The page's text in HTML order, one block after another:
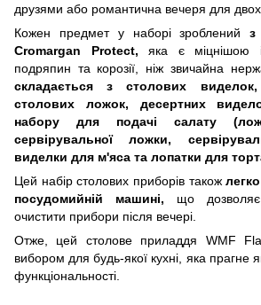
друзями або романтична вечеря для двох.
Кожен предмет у наборі зробленийз
Cromargan Protect, яка є міцнішою
подряпин та корозії, ніж звичайна
складається з столових
столових ложок, десертних
набору для подачі салату
сервірувальної ложки,
виделки для м'яса та лопатки для
Цей набір столових приборів також
посудомийній машині, що
очистити прибори після вечері.
Отже, цей столове приладдя WMF
вибором для будь-якої кухні, яка прагне
функціональності.